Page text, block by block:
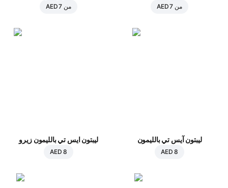
من AED 7 من AED 7
ليبتون آيس تي بالليمون
AED 8
ليبتون ايس تي بالليمون زيرو
AED 8